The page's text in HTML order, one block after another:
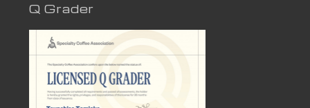
Q Grader